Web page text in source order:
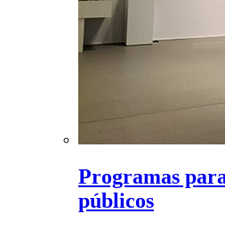
Programas
públicos